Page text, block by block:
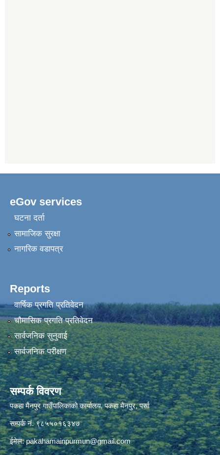
eGov services
घटना दर्ता
सामाजिक सुरक्षा
नागरिक वडापत्र
Reports
वार्षिक प्रगति प्रतिवेदन
चौमासिक प्रगति प्रतिवेदन
सार्वजनिक सुनुवाई
सार्वजनिक परीक्षण
सम्पर्क विवरण
पकहा मैनपुर गाउँपालिकाको कार्यालय, पकहा मैनपुर, पर्सा
सम्पर्क नं. ९८५५०१६३४७
ईमेल:pakahamainpurmun@gmail.com